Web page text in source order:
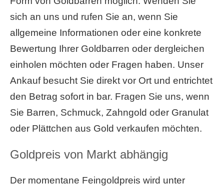
sich an uns und rufen Sie an, wenn Sie
allgemeine Informationen oder eine konkrete
Bewertung Ihrer Goldbarren oder dergleichen
einholen möchten oder Fragen haben. Unser
Ankauf besucht Sie direkt vor Ort und entrichtet
den Betrag sofort in bar. Fragen Sie uns, wenn
Sie Barren, Schmuck, Zahngold oder Granulat
oder Plättchen aus Gold verkaufen möchten.
Goldpreis von Markt abhängig
Der momentane Feingoldpreis wird unter